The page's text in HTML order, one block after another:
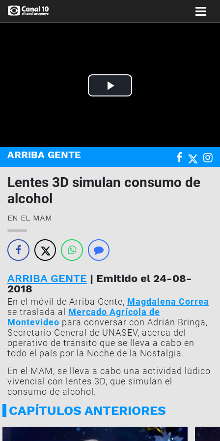
Play
ARRIBA GENTE
Lentes 3D simulan consumo de
alcohol
EN EL MAM
ARRIBA GENTE | Emitido el 24-08-
2018
En el móvil de Arriba Gente, Magdalena Correa
se traslada al Mercado Agrícola de
Montevideo para conversar con Adrián Bringa,
Secretario General de UNASEV, acerca del
operativo de tránsito que se lleva a cabo en
todo el país por la Noche de la Nostalgia.
En el MAM, se lleva a cabo una actividad lúdico
vivencial con lentes 3D, que simulan el
consumo de alcohol.
CAPÍTULOS ANTERIORES